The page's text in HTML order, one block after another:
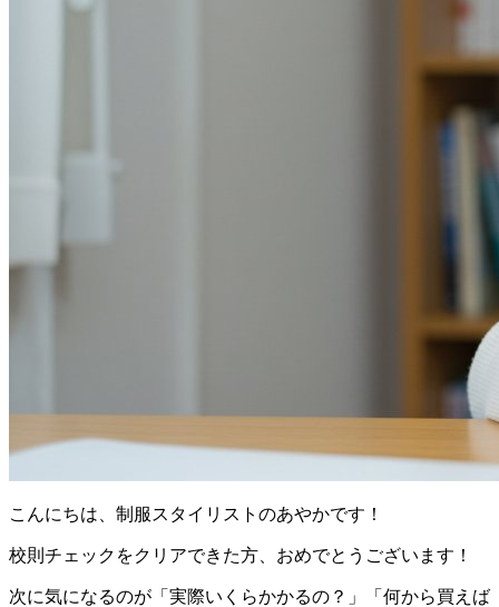
こんにちは、制服スタイリストのあやかです！
校則チェックをクリアできた方、おめでとうございます！
次に気になるのが「実際いくらかかるの？」「何から買えば